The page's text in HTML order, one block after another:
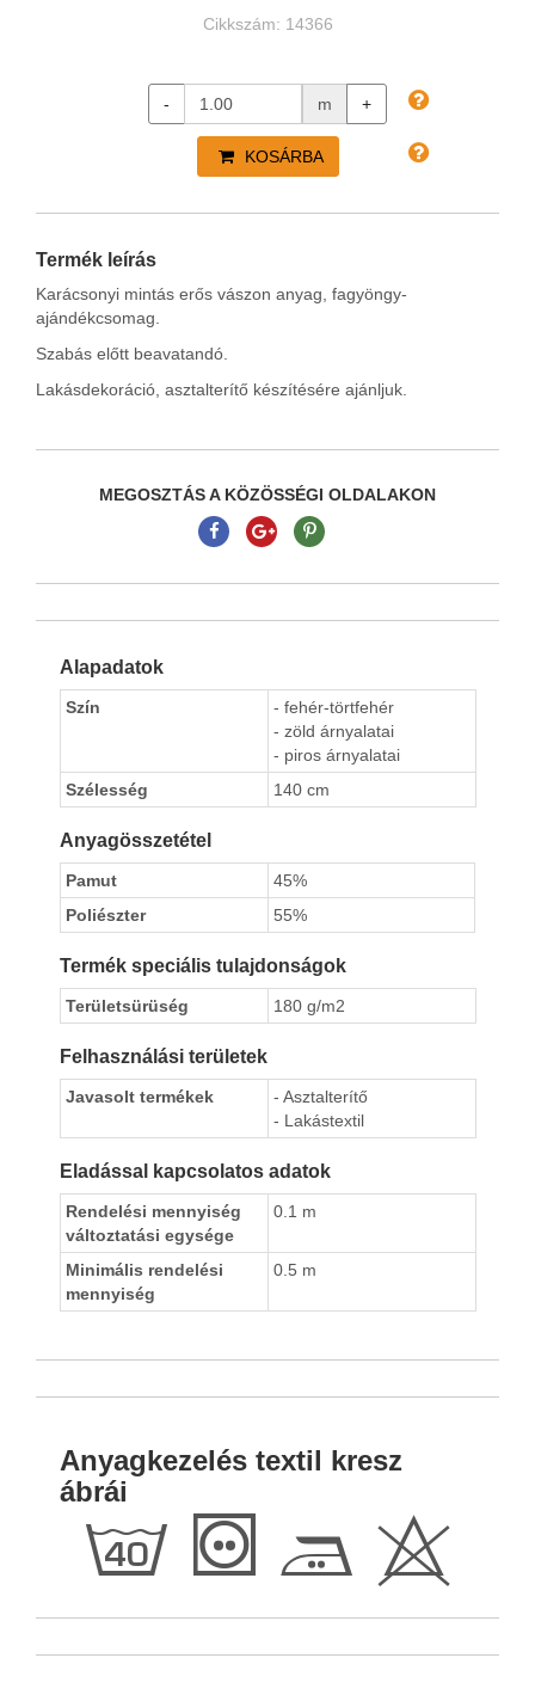
Cikkszám: 14366
- m +
KOSÁRBA
Termék leírás
Karácsonyi mintás erős vászon anyag, fagyöngy-
ajándékcsomag.
Szabás előtt beavatandó.
Lakásdekoráció, asztalterítő készítésére ajánljuk.
MEGOSZTÁS A KÖZÖSSÉGI OLDALAKON
Alapadatok
Szín
- fehér-törtfehér
- zöld árnyalatai
- piros árnyalatai
Szélesség
140 cm
Anyagösszetétel
Pamut
45%
Poliészter
55%
Termék speciális tulajdonságok
Területsürüség 180 g/m2
Felhasználási területek
Javasolt termékek
- Asztalterítő
- Lakástextil
Eladással kapcsolatos adatok
Rendelési mennyiség
változtatási egysége
0.1 m
Minimális rendelési
mennyiség
0.5 m
Anyagkezelés textil kresz
ábrái
h T E H